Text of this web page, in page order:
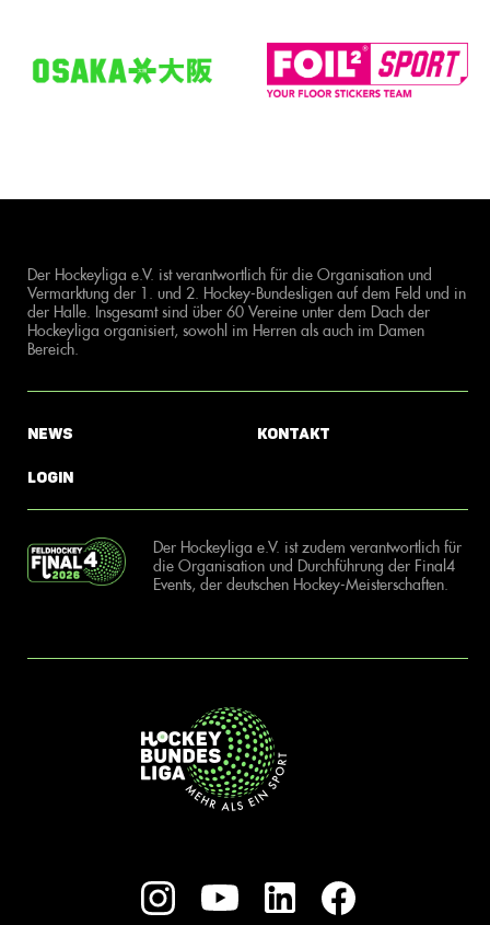
Der Hockeyliga e.V. ist verantwortlich für die Organisation und
Vermarktung der 1. und 2. Hockey-Bundesligen auf dem Feld und in
der Halle. Insgesamt sind über 60 Vereine unter dem Dach der
Hockeyliga organisiert, sowohl im Herren als auch im Damen
Bereich.
News
Login
Kontakt
Der Hockeyliga e.V. ist zudem verantwortlich für
die Organisation und Durchführung der Final4
Events, der deutschen Hockey-Meisterschaften.